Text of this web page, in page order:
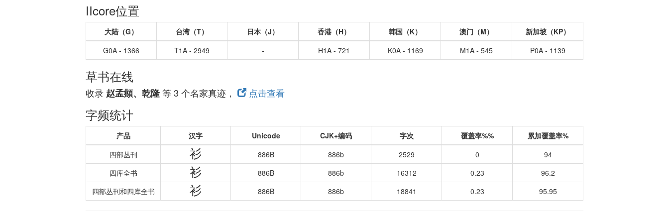
IIcore位置
大陆（G） 台湾（T） 日本（J） 香港（H） 韩国（K） 澳门（M）
新加坡（KP）
G0A - 1366
T1A - 2949 - H1A - 721 K0A - 1169 M1A - 545 P0A - 1139
草书在线
收录 赵孟頫、乾隆等 3 个名家真迹， 点击查看
字频统计
产品 汉字 Unicode CJK+编码 字次 覆盖率%%
累加覆盖率%
四部丛刊
衫 886B 886b 2529 0
94
四库全书
衫 886B 886b 16312 0.23
96.2
四部丛刊和四库全书
衫 886B 886b 18841 0.23 95.95